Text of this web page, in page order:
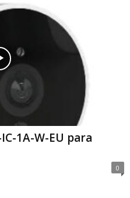
1A-W-EU para
0